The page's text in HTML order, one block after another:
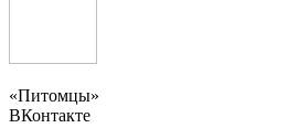
«Питомцы»
ВКонтакте